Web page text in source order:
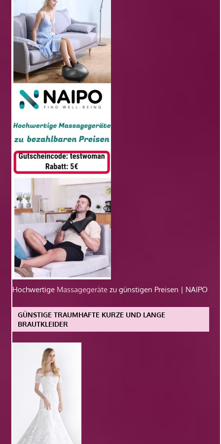
Hochwertige Massagegeräte zu günstigen Preisen | NAIPO
GÜNSTIGE TRAUMHAFTE KURZE UND LANGE
BRAUTKLEIDER